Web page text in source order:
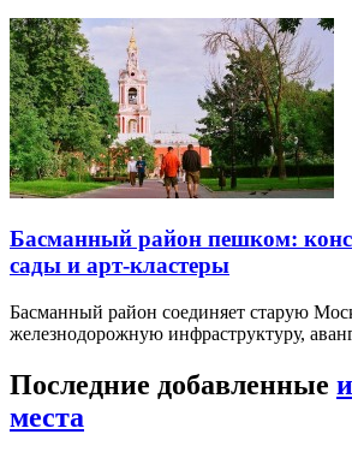
Басманный район пешком:
сады и арт-кластеры
Басманный район соединяет старую
железнодорожную инфраструктуру,
Последние добавленные
места